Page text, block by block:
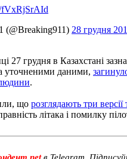
fVxRjSrAId
(@Breaking911) 28 грудня
27 грудня в Казахстані
уточненими даними,
.
що розглядають три версії
літака і помилку
в Telegram.